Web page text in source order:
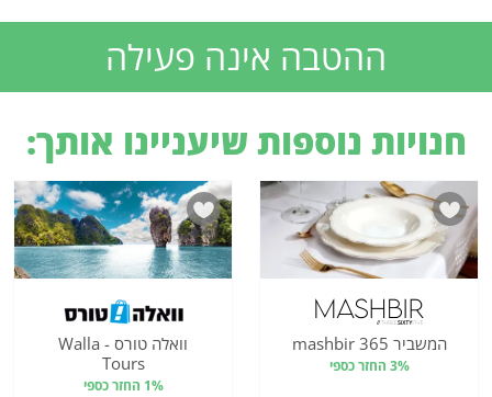
ההטבה אינה פעילה
חנויות נוספות שיעניינו אותך:
המשביר 365 mashbir
3% החזר כספי
וואלה טורס - Walla
Tours
1% החזר כספי